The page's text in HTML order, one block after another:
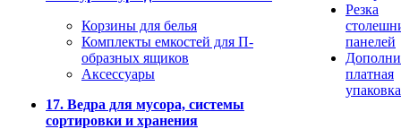
Корзины для белья
Комплекты емкостей для П-
образных ящиков
Аксессуары
17. Ведра для мусора, системы
сортировки и хранения
Резка
панелей
платная
упаковка